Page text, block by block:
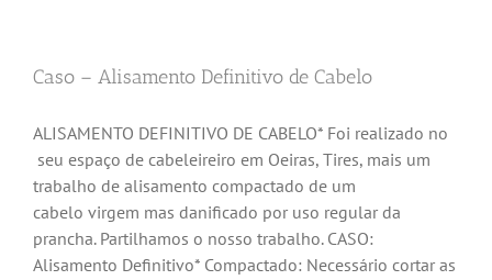
Caso – Alisamento Definitivo de Cabelo
ALISAMENTO DEFINITIVO DE CABELO* Foi realizado no
seu espaço de cabeleireiro em Oeiras, Tires, mais um
trabalho de alisamento compactado de um
cabelo virgem mas danificado por uso regular da
prancha. Partilhamos o nosso trabalho. CASO:
Alisamento Definitivo* Compactado: Necessário cortar as